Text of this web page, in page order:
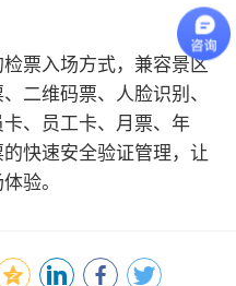
票入场方式，兼容景区
二维码票、人脸识别、
、员工卡、月票、年
快速安全验证管理，让
验。